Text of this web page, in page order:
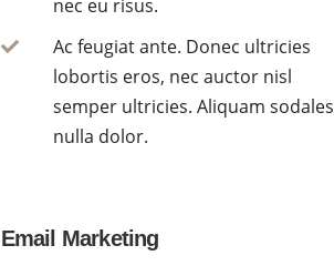
nec eu risus.

Ac feugiat ante. Donec ultricies
lobortis eros, nec auctor nisl
semper ultricies. Aliquam sodales
nulla dolor.
Email Marketing